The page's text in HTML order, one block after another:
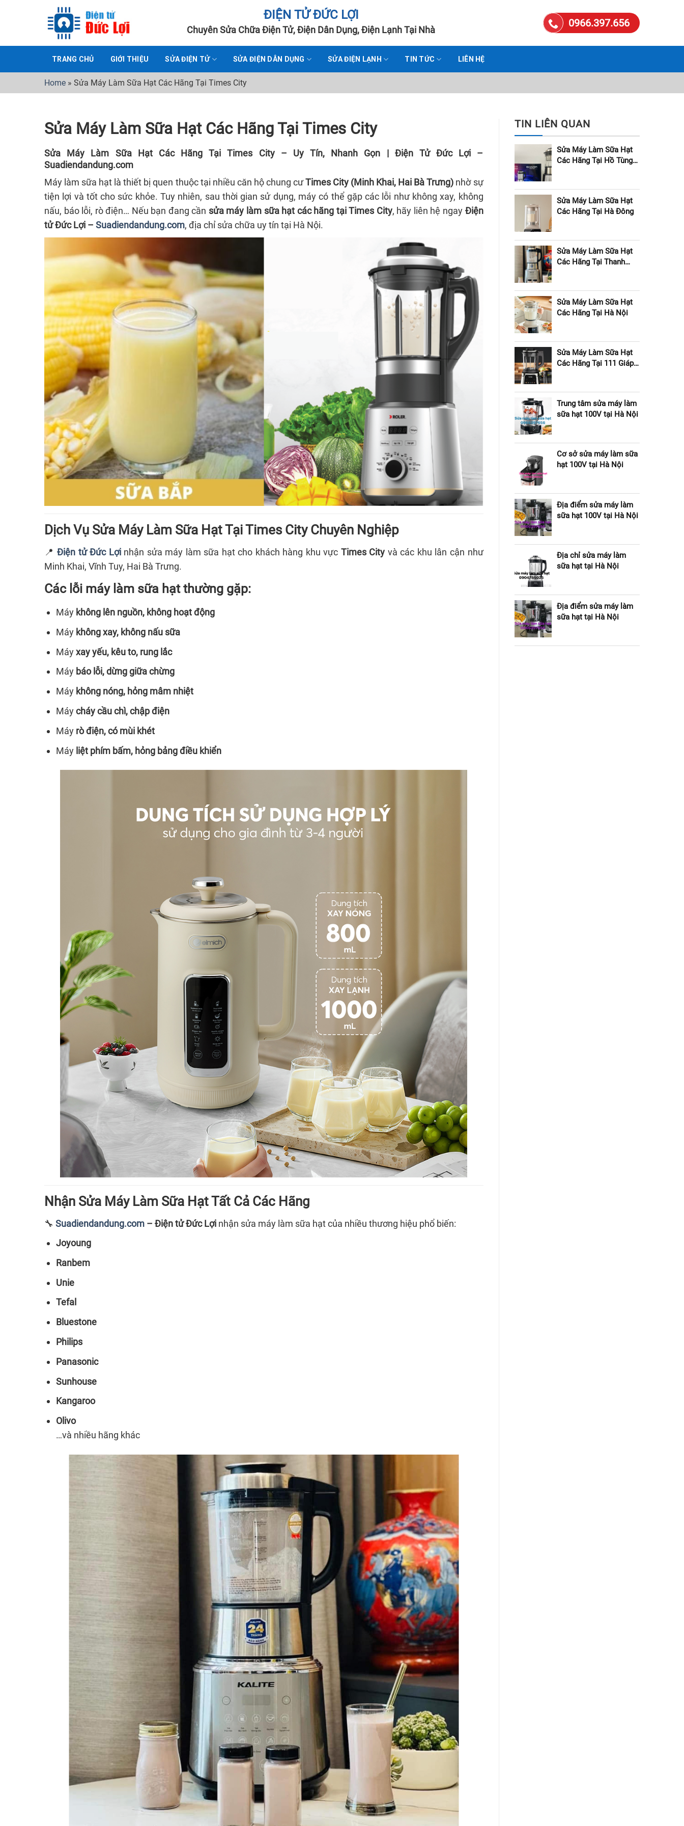
ĐIỆN TỬ ĐỨC LỢI
Chuyên Sửa Chữa Điện Tử, Điện Dân Dụng, Điện Lạnh Tại Nhà
0966.397.656
TRANG CHỦ GIỚI THIỆU SỬA ĐIỆN TỬ SỬA ĐIỆN DÂN DỤNG SỬA ĐIỆN LẠNH TIN TỨC LIÊN HỆ
Home » Sửa Máy Làm Sữa Hạt Các Hãng Tại Times City
Sửa Máy Làm Sữa Hạt Các Hãng Tại Times City
Sửa Máy Làm Sữa Hạt Các Hãng Tại Times City – Uy Tín, Nhanh Gọn | Điện Tử Đức Lợi –
Suadiendandung.com
Máy làm sữa hạt là thiết bị quen thuộc tại nhiều căn hộ chung cưTimes City (Minh Khai, Hai Bà Trưng) nhờ sự
tiện lợi và tốt cho sức khỏe. Tuy nhiên, sau thời gian sử dụng, máy có thể gặp các lỗi như không xay, không
nấu, báo lỗi, rò điện… Nếu bạn đang cần sửa máy làm sữa hạt các hãng tại Times City, hãy liên hệ ngay Điện
tử Đức Lợi – Suadiendandung.com, địa chỉ sửa chữa uy tín tại Hà Nội.
Dịch Vụ Sửa Máy Làm Sữa Hạt Tại Times City Chuyên Nghiệp
📍Điện tử Đức Lợi nhận sửa máy làm sữa hạt cho khách hàng khu vực Times City và các khu lân cận như
Minh Khai, Vĩnh Tuy, Hai Bà Trưng.
Các lỗi máy làm sữa hạt thường gặp:
Máy không lên nguồn, không hoạt động
Máy không xay, không nấu sữa
Máyxay yếu, kêu to, rung lắc
Máy báo lỗi, dừng giữa chừng
Máy không nóng, hỏng mâm nhiệt
Máycháy cầu chì, chập điện
Máy rò điện, có mùi khét
Máy liệt phím bấm, hỏng bảng điều khiển
Nhận Sửa Máy Làm Sữa Hạt Tất Cả Các Hãng
🔧 Suadiendandung.com – Điện tử Đức Lợi nhận sửa máy làm sữa hạt của nhiều thương hiệu phổ biến:
Joyoung
Ranbem
Unie
Tefal
Bluestone
Philips
Panasonic
Sunhouse
Kangaroo
Olivo
…và nhiều hãng khác
TIN LIÊN QUAN
Sửa Máy Làm Sữa Hạt
Các Hãng Tại Hồ Tùng
Sửa Máy Làm Sữa Hạt
Các Hãng Tại Hà Đông
Sửa Máy Làm Sữa Hạt
Các Hãng Tại Thanh
Sửa Máy Làm Sữa Hạt
Các Hãng Tại Hà Nội
Sửa Máy Làm Sữa Hạt
Các Hãng Tại 111 Giáp
Trung tâm sửa máy làm
sữa hạt 100V tại Hà Nội
Cơ sở sửa máy làm sữa
hạt 100V tại Hà Nội
Địa điểm sửa máy làm
sữa hạt 100V tại Hà Nội
Địa chỉ sửa máy làm
sữa hạt tại Hà Nội
Địa điểm sửa máy làm
sữa hạt tại Hà Nội